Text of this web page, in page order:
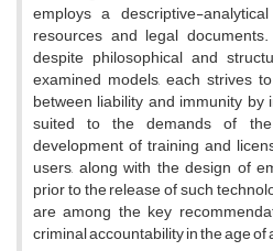
employs a descriptive-
resources and legal
despite philosophical and
examined models, each strives
between liability and immunity
suited to the demands of
development of training and
users, along with the design of
prior to the release of such
are among the key
criminal accountability in the age